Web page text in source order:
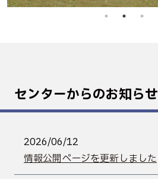
センターからのお知らせ
2026/06/12
情報公開ページを更新しました